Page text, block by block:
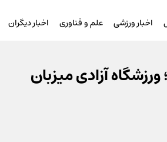
اخبار ورزشی علم و فناوری اخبار دیگران
آزادی میزبان